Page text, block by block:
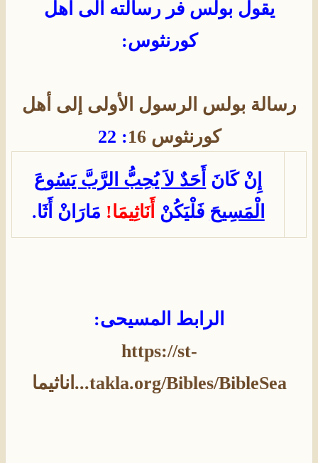
يقول بولس فر رسالته الى اهل
كورنثوس:
رسالة بولس الرسول الأولى إلى أهل
كورنثوس 16
: 22
إِنْ كَانَ أَحَدٌ لاَ يُحِبُّ الرَّبَّ يَسُوعَ
الْمَسِيحَ فَلْيَكُنْ أَنَاثِيمَا! مَارَانْ أَثَا.
الرابط المسيحى:
https://st-
takla.org/Bibles/BibleSea...اناثيما